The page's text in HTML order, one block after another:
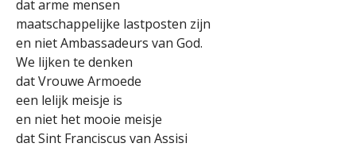
dat arme mensen
maatschappelijke lastposten zijn
en niet Ambassadeurs van God.
We lijken te denken
dat Vrouwe Armoede
een lelijk meisje is
en niet het mooie meisje
dat Sint Franciscus van Assisi